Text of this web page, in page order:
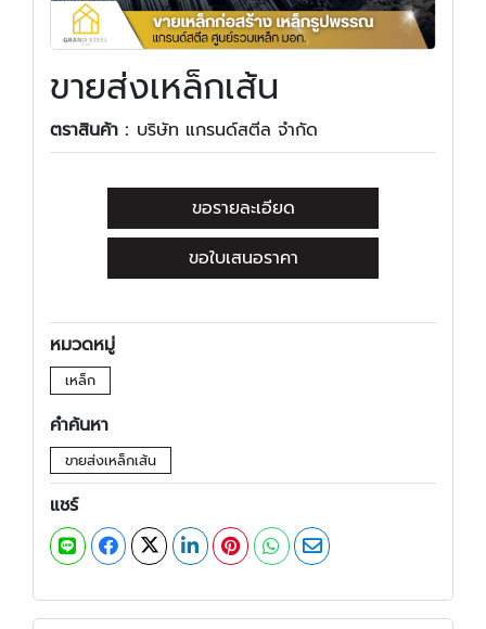
ขายส่งเหล็กเส้น
ตราสินค้า : บริษัท แกรนด์สตีล จำกัด
ขอรายละเอียด
ขอใบเสนอราคา
หมวดหมู่
เหล็ก
คำค้นหา
ขายส่งเหล็กเส้น
แชร์